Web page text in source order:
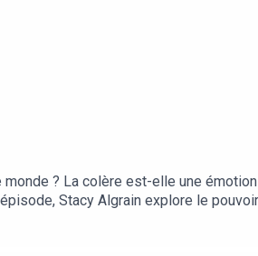
? La colère est-elle une
Stacy Algrain explore le
les témoignages inspirants de
la philosophe Sophie Galabru.🎧Un